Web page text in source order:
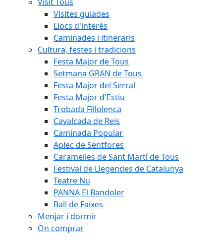
Visites guiades
Llocs d'interès
Caminades i itineraris
Cultura, festes i tradicions
Festa Major de Tous
Setmana GRAN de Tous
Festa Major del Serral
Festa Major d'Estiu
Trobada Fillolenca
Cavalcada de Reis
Caminada Popular
Aplec de Sentfores
Caramelles de Sant Martí de Tous
Festival de Llegendes de Catalunya
Teatre Nu
PANNA El Bandoler
Ball de Faixes
Menjar i dormir
On comprar